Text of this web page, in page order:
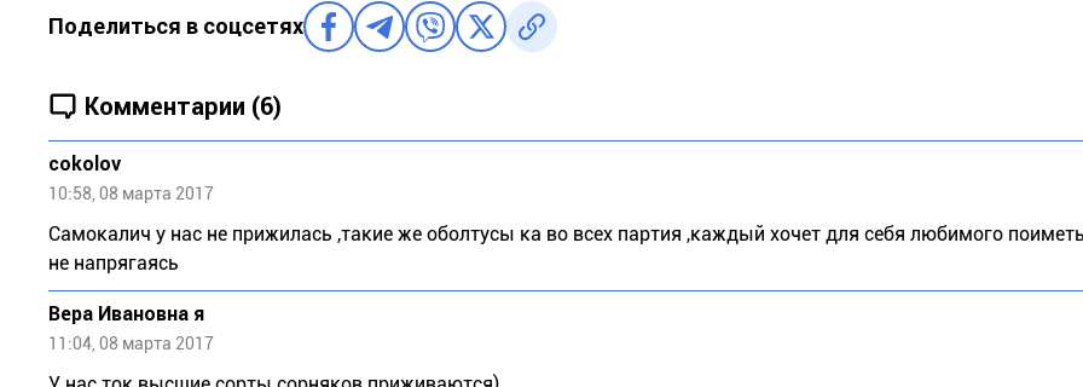
Поделиться в соцсетях
Комментарии (6)
cokolov
10:58, 08 марта 2017
Самокалич у нас не прижилась ,такие же оболтусы ка во всех партия ,каждый хочет для себя любимого
не напрягаясь
Вера Ивановна я
11:04, 08 марта 2017